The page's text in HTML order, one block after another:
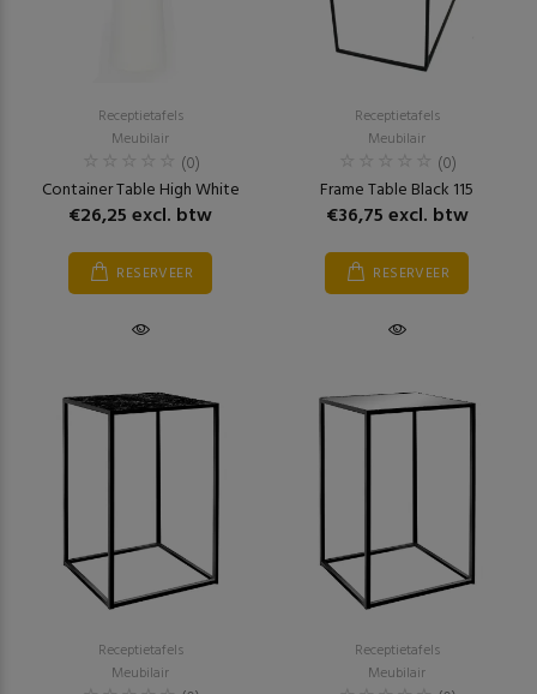
Receptietafels
Meubilair
(0)
Container Table High White
€26,25 excl. btw
RESERVEER
Receptietafels
Meubilair
(0)
Frame Table Black 115
€36,75 excl. btw
RESERVEER
Receptietafels
Meubilair
Receptietafels
Meubilair